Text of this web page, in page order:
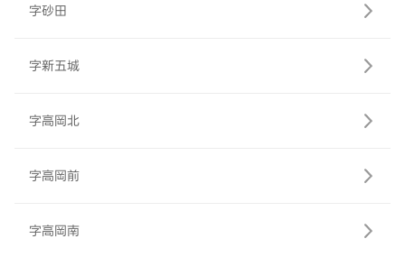
字砂田
字新五城
字高岡北
字高岡前
字高岡南